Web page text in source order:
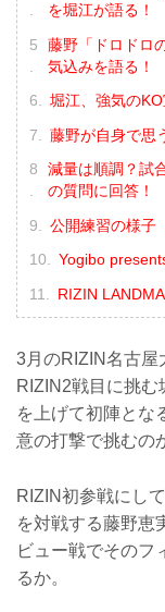
を堀江が語る！
藤野「ドロドロ
気込みを語る！
堀江、強気の
藤野が自身で思
減量は順調？試
の質問に回答！
公開練習の様子
Yogibo
RIZIN
3月のRIZIN名古屋
RIZIN2戦目に挑
を上げて初陣とな
意の打撃で挑むの
RIZIN初参戦にし
を対戦する藤野恵
ビュー戦でそのフ
るか。